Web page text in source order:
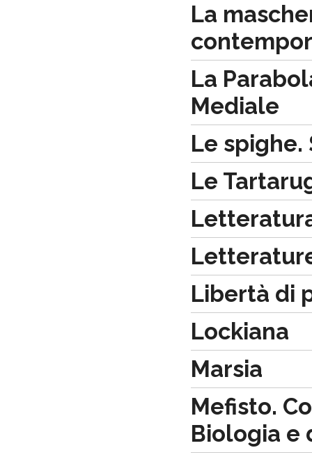
La
La
Mediale
Le
Le
Libertà di
Lockiana
Marsia
Mefisto.
Biologia e